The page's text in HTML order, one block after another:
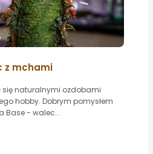
z mchami
się naturalnymi ozdobami
hobby. Dobrym pomysłem
Base - walec...